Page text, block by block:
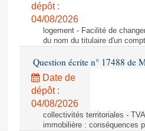
Questions écrites et orales
Comptes rendus des débats
dépôt :
04/08/2026
logement - Facilité de
du nom du titulaire d'un
Question écrite n° 17488 de
Date de
dépôt :
04/08/2026
collectivités territoriales -
immobilière : conséquences